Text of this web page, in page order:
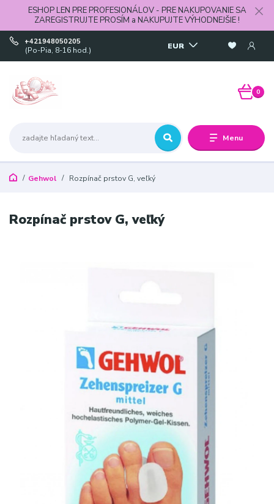
ESHOP LEN PRE PROFESIONÁLOV - PRE NAKUPOVANIE SA
ZAREGISTRUJTE PROSÍM a NAKUPUJTE VÝHODNEJŠIE !
Menu
EUR
+421948050205
(Po-Pia, 8-16 hod.)
0
Gehwol Rozpínač prstov G, veľký
Rozpínač prstov G, veľký